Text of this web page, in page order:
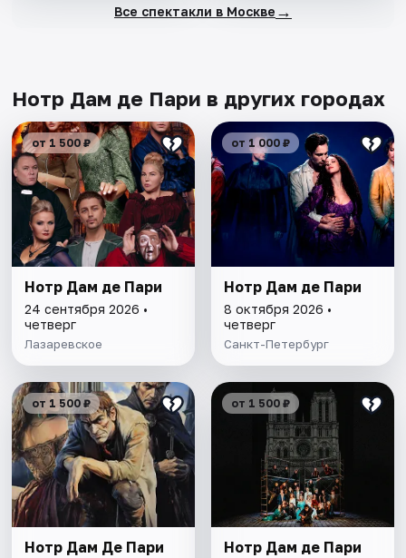
Все спектакли в Москве →
Нотр Дам де Пари в других городах
от 1 500 ₽
Нотр Дам де Пари
24 сентября 2026 •
четверг
Лазаревское
от 1 000 ₽
Нотр Дам де Пари
8 октября 2026 •
четверг
Санкт-Петербург
от 1 500 ₽
Нотр Дам Де Пари
от 1 500 ₽
Нотр Дам де Пари